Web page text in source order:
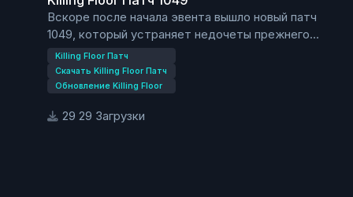
Вскоре после начала эвента вышло новый патч
1049, который устраняет недочеты прежнего
патча.
Размер патча в архиве всего 3.3 мб.
Качаем патч 1049 из нашего файлового хранилища.
порядке возростания.
Killing Floor Патч
Скачать Killing Floor Патч
Обновление Killing Floor
29 Загрузки